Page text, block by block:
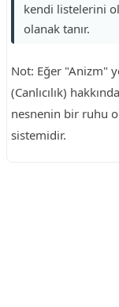
kendi listelerini
olanak tanır.
Not: Eğer "Anizm"
(Canlıcılık)
nesnenin bir ruhu
sistemidir.